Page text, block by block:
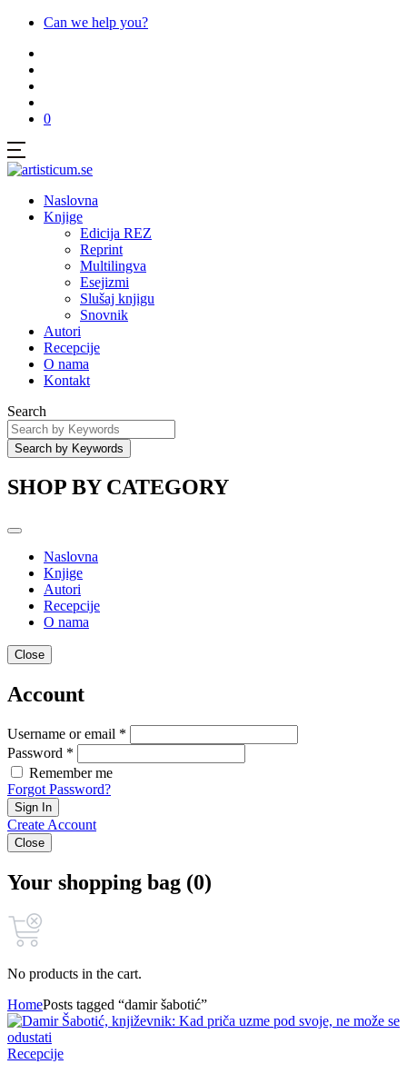
Can we help you?
0
Naslovna
Knjige
Edicija REZ
Reprint
Multilingva
Esejizmi
Slušaj knjigu
Snovnik
Autori
Recepcije
O nama
Kontakt
Search
SHOP BY CATEGORY
Naslovna
Knjige
Autori
Recepcije
O nama
Close
Account
Username or email *
Password *
Remember me
Forgot Password?
Sign In
Create Account
Close
Your shopping bag (0)
No products in the cart.
HomePosts tagged “damir šabotić”
Recepcije